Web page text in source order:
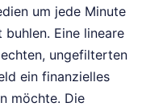
um jede Minute
Eine lineare
ungefilterten
ein finanzielles
möchte. Die